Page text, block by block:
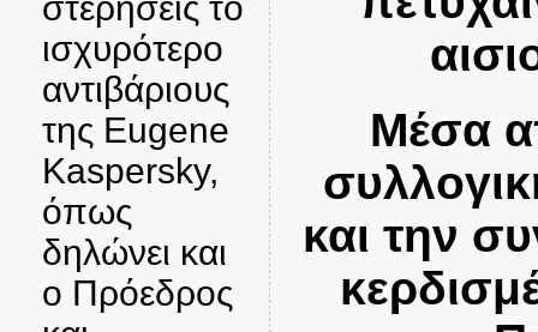
ισχυρότερο
αντιβάριους
της Eugene
Kaspersky,
όπως
δηλώνει και
ο Πρόεδρος
Μέσα
και την